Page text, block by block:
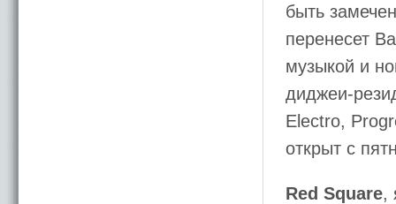
быть
перенесет
музыкой и
диджеи-
Electro,
открыт с
Red Square,